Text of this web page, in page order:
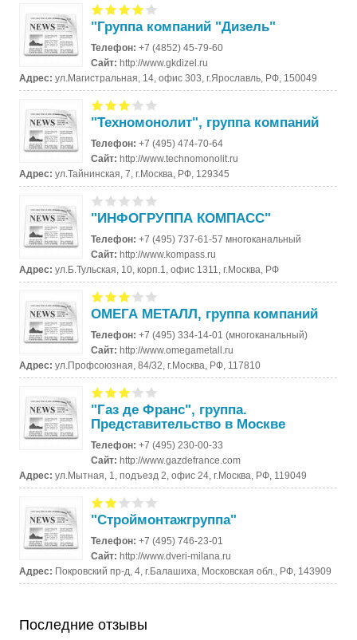
"Группа компаний "Дизель"
Телефон:+7 (4852) 45-79-60
Сайт:http://www.gkdizel.ru
Адрес:ул.Магистральная, 14, офис 303, г.Ярославль, РФ, 150049
"Техномонолит", группа компаний
Телефон:+7 (495) 474-70-64
Сайт:http://www.technomonolit.ru
Адрес:ул.Тайнинская, 7, г.Москва, РФ, 129345
"ИНФОГРУППА КОМПАСС"
Телефон:+7 (495) 737-61-57 многоканальный
Сайт:http://www.kompass.ru
Адрес:ул.Б.Тульская, 10, корп.1, офис 1311, г.Москва, РФ
ОМЕГА МЕТАЛЛ, группа компаний
Телефон:+7 (495) 334-14-01 (многоканальный)
Сайт:http://www.omegametall.ru
Адрес:ул.Профсоюзная, 84/32, г.Москва, РФ, 117810
"Газ де Франс", группа.
Представительство в Москве
Телефон:+7 (495) 230-00-33
Сайт:http://www.gazdefrance.com
Адрес:ул.Мытная, 1, подъезд 2, офис 24, г.Москва, РФ, 119049
"Строймонтажгруппа"
Телефон:+7 (495) 746-23-01
Сайт:http://www.dveri-milana.ru
Адрес: Покровский пр-д, 4, г.Балашиха, Московская обл., РФ, 143909
Последние отзывы